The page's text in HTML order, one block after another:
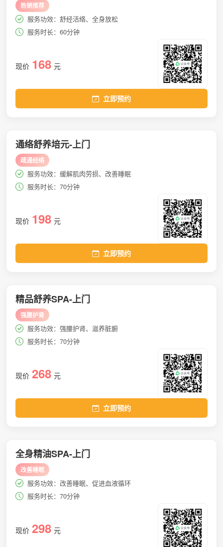
热销推荐
服务功效：舒经活络、全身放松
服务时长：60分钟
现价 168 元
立即预约
通络舒养培元-上门
疏通经络
服务功效：缓解肌肉劳损、改善睡眠
服务时长：70分钟
现价 198 元
立即预约
精品舒养SPA-上门
强腰护肾
服务功效：强腰护肾、滋养脏腑
服务时长：70分钟
现价 268 元
立即预约
全身精油SPA-上门
改善睡眠
服务功效：改善睡眠、促进血液循环
服务时长：70分钟
现价 298 元